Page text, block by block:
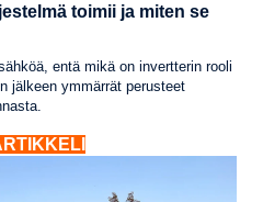
toimii ja miten se
entä mikä on invertterin rooli
jälkeen ymmärrät perusteet